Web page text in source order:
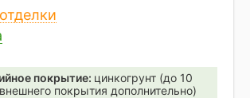
покрытие: цинкогрунт (до 10
покрытия дополнительно)